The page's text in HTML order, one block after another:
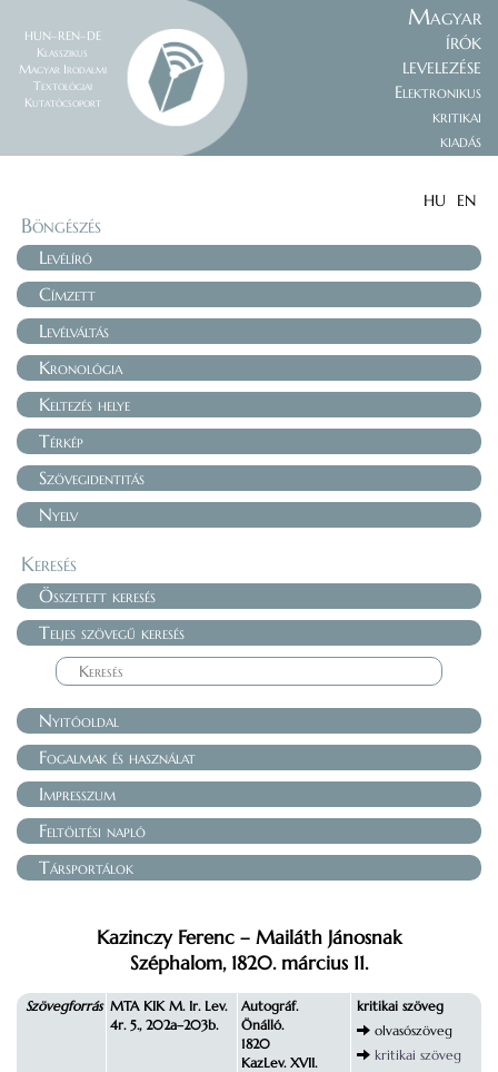
HUN–REN–DE
Klasszikus
Magyar Irodalmi
Textológiai
Kutatócsoport
Magyar
írók
levelezése
Elektronikus
kritikai
kiadás
HU EN
Böngészés
Levélíró
Címzett
Levélváltás
Kronológia
Keltezés helye
Térkép
Szövegidentitás
Nyelv
Keresés
Összetett keresés
Teljes szövegű keresés
Nyitóoldal
Fogalmak és használat
Impresszum
Feltöltési napló
Társportálok
Kazinczy Ferenc – Mailáth Jánosnak
Széphalom, 1820. március 11.
Szövegforrás MTA KIK M. Ir. Lev.
4r. 5., 202a–203b.
Autográf.
Önálló.
1820
KazLev. XVII.
kritikai szöveg
olvasószöveg
kritikai szöveg